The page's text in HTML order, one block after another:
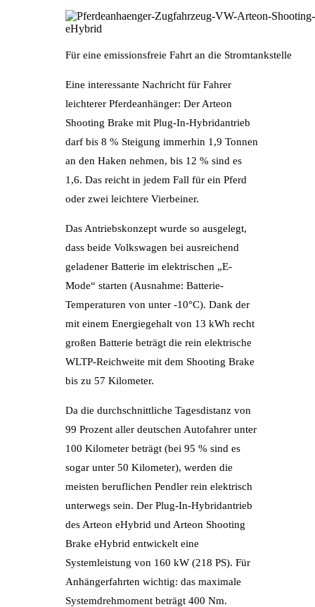
Für eine emissionsfreie Fahrt an die Stromtankstelle
Eine interessante Nachricht für Fahrer
leichterer Pferdeanhänger: Der Arteon
Shooting Brake mit Plug-In-Hybridantrieb
darf bis 8 % Steigung immerhin 1,9 Tonnen
an den Haken nehmen, bis 12 % sind es
1,6. Das reicht in jedem Fall für ein Pferd
oder zwei leichtere Vierbeiner.
Das Antriebskonzept wurde so ausgelegt,
dass beide Volkswagen bei ausreichend
geladener Batterie im elektrischen „E-
Mode“ starten (Ausnahme: Batterie-
Temperaturen von unter -10°C). Dank der
mit einem Energiegehalt von 13 kWh recht
großen Batterie beträgt die rein elektrische
WLTP-Reichweite mit dem Shooting Brake
bis zu 57 Kilometer.
Da die durchschnittliche Tagesdistanz von
99 Prozent aller deutschen Autofahrer unter
100 Kilometer beträgt (bei 95 % sind es
sogar unter 50 Kilometer), werden die
meisten beruflichen Pendler rein elektrisch
unterwegs sein. Der Plug-In-Hybridantrieb
des Arteon eHybrid und Arteon Shooting
Brake eHybrid entwickelt eine
Systemleistung von 160 kW (218 PS). Für
Anhängerfahrten wichtig: das maximale
Systemdrehmoment beträgt 400 Nm.